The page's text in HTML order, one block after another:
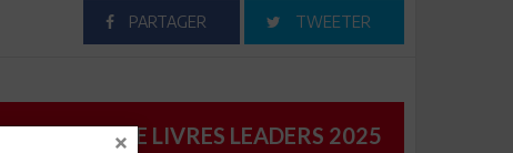
PARTAGER TWEETER
CATALOGUE LIVRES LEADERS 2025